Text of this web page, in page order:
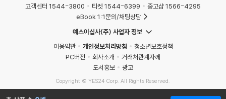
고객센터 1544-3800 티켓 1544-6399
중고샵 1566-4295
eBook 1:1문의/채팅상담
예스이십사(주) 사업자 정보
이용약관
개인정보처리방침
청소년보호정책
PC버전
회사소개
거래처관계자께
도서홍보
광고
Copyright © YES24 Corp. All Rights Reserved.
MATOM6